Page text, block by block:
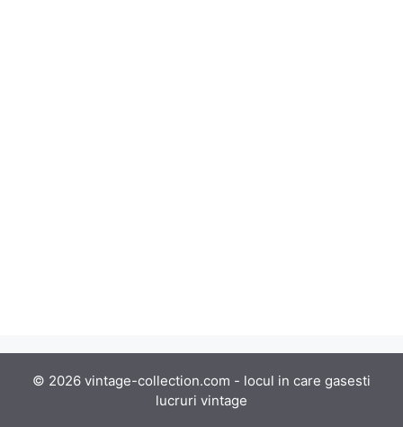
© 2026 vintage-collection.com - locul in care gasesti
lucruri vintage